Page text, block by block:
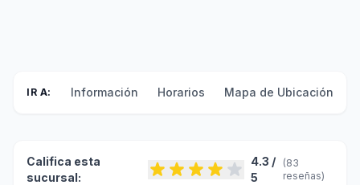
IR A: Información Horarios Mapa de Ubicación
Califica esta
sucursal:
4.3 /
5
(83
reseñas)